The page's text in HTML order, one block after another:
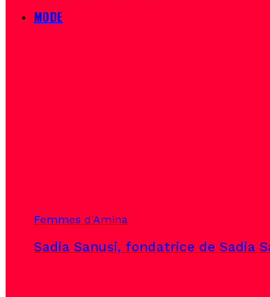
MODE
Femmes d'Amina
Sadia Sanusi, fondatrice de Sadia